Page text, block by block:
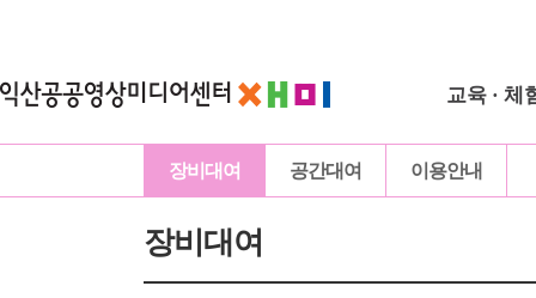
교육 · 체
장비대여 공간대여 이용안내
장비대여